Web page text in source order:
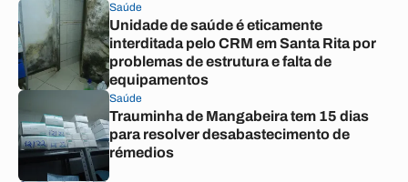
Saúde
Unidade de saúde é eticamente
interditada pelo CRM em Santa Rita por
problemas de estrutura e falta de
equipamentos
Saúde
Trauminha de Mangabeira tem 15 dias
para resolver desabastecimento de
rémedios